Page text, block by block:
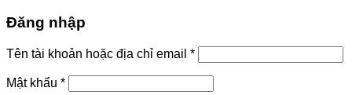
Đăng nhập
Tên tài khoản hoặc địa chỉ email *
Mật khẩu *